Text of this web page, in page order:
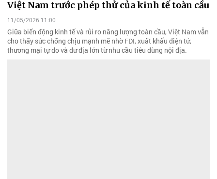
Việt Nam trước phép thử của kinh tế toàn cầu
11/05/2026 11:00
Giữa biến động kinh tế và rủi ro năng lượng toàn cầu, Việt Nam vẫn
cho thấy sức chống chịu mạnh mẽ nhờ FDI, xuất khẩu điện tử,
thương mại tự do và dư địa lớn từ nhu cầu tiêu dùng nội địa.